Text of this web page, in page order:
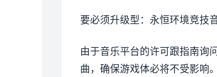
要必须升级型：永恒环境竞技
由于音乐平台的许可跟指南询
曲，确保游戏体必将不受影响。